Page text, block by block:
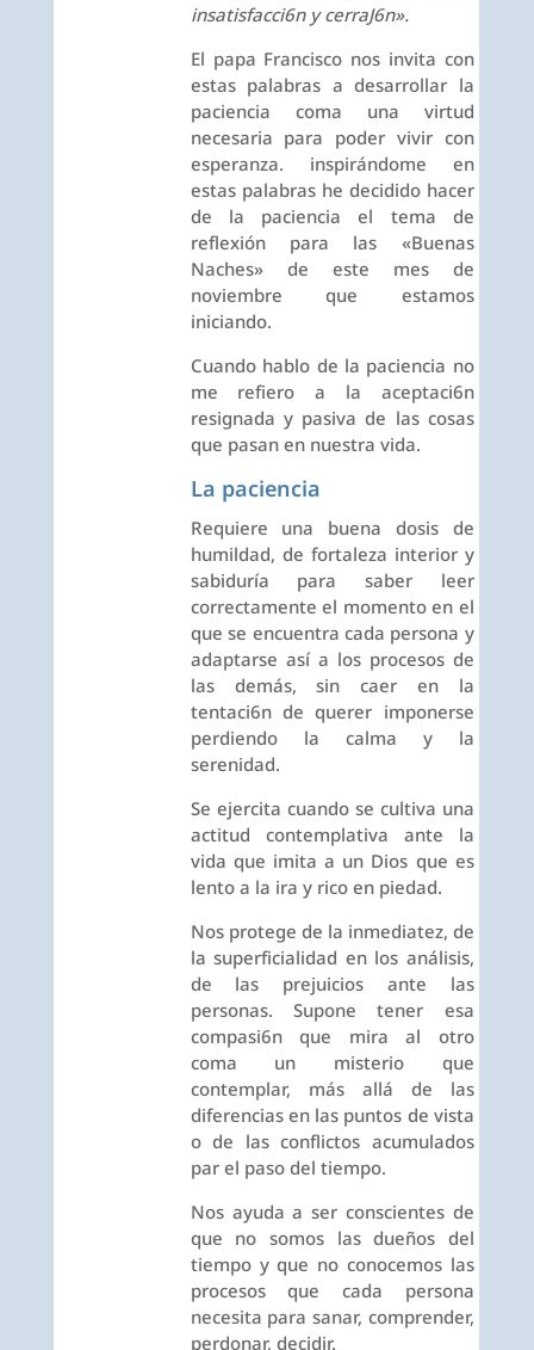
insatisfacci6n y cerraJ6n».
El papa Francisco nos invita con
estas palabras a desarrollar la
paciencia coma una virtud
necesaria para poder vivir con
esperanza. inspirándome en
estas palabras he decidido hacer
de la paciencia el tema de
reflexión para las «Buenas
Naches» de este mes de
noviembre que estamos
iniciando.
Cuando hablo de la paciencia no
me refiero a la aceptaci6n
resignada y pasiva de las cosas
que pasan en nuestra vida.
La paciencia
Requiere una buena dosis de
humildad, de fortaleza interior y
sabiduría para saber leer
correctamente el momento en el
que se encuentra cada persona y
adaptarse así a los procesos de
las demás, sin caer en la
tentaci6n de querer imponerse
perdiendo la calma y la
serenidad.
Se ejercita cuando se cultiva una
actitud contemplativa ante la
vida que imita a un Dios que es
lento a la ira y rico en piedad.
Nos protege de la inmediatez, de
la superficialidad en los análisis,
de las prejuicios ante las
personas. Supone tener esa
compasi6n que mira al otro
coma un misterio que
contemplar, más allá de las
diferencias en las puntos de vista
o de las conflictos acumulados
par el paso del tiempo.
Nos ayuda a ser conscientes de
que no somos las dueños del
tiempo y que no conocemos las
procesos que cada persona
necesita para sanar, comprender,
perdonar, decidir.